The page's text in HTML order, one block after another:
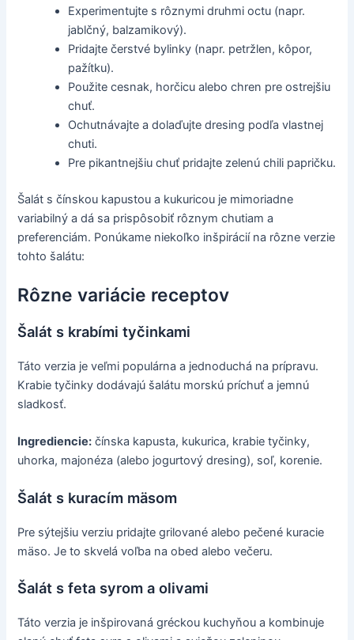
Experimentujte s rôznymi druhmi octu (napr.
jablčný, balzamikový).
Pridajte čerstvé bylinky (napr. petržlen, kôpor,
pažítku).
Použite cesnak, horčicu alebo chren pre ostrejšiu
chuť.
Ochutnávajte a dolaďujte dresing podľa vlastnej
chuti.
Pre pikantnejšiu chuť pridajte zelenú chili papričku.
Šalát s čínskou kapustou a kukuricou je mimoriadne
variabilný a dá sa prispôsobiť rôznym chutiam a
preferenciám. Ponúkame niekoľko inšpirácií na rôzne verzie
tohto šalátu:
Rôzne variácie receptov
Šalát s krabími tyčinkami
Táto verzia je veľmi populárna a jednoduchá na prípravu.
Krabie tyčinky dodávajú šalátu morskú príchuť a jemnú
sladkosť.
Ingrediencie: čínska kapusta, kukurica, krabie tyčinky,
uhorka, majonéza (alebo jogurtový dresing), soľ, korenie.
Šalát s kuracím mäsom
Pre sýtejšiu verziu pridajte grilované alebo pečené kuracie
mäso. Je to skvelá voľba na obed alebo večeru.
Šalát s feta syrom a olivami
Táto verzia je inšpirovaná gréckou kuchyňou a kombinuje